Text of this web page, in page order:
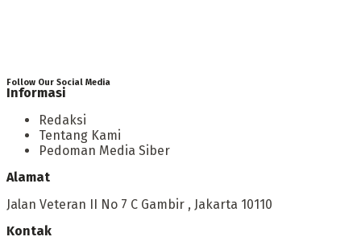
Follow Our Social Media
Informasi
Redaksi
Tentang Kami
Pedoman Media Siber
Alamat
Jalan Veteran II No 7 C Gambir , Jakarta 10110
Kontak